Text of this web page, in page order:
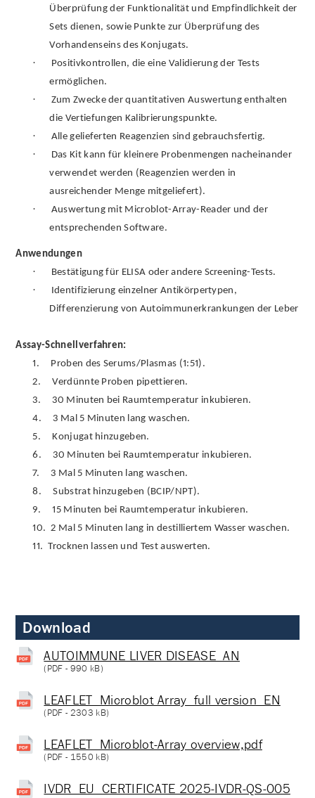
Überprüfung der Funktionalität und Empfindlichkeit der
Sets dienen, sowie Punkte zur Überprüfung des
Vorhandenseins des Konjugats.
·
Positivkontrollen, die eine Validierung der Tests
ermöglichen.
·
Zum Zwecke der quantitativen Auswertung enthalten
die Vertiefungen Kalibrierungspunkte.
· Alle gelieferten Reagenzien sind gebrauchsfertig.
·
Das Kit kann für kleinere Probenmengen nacheinander
verwendet werden (Reagenzien werden in
ausreichender Menge mitgeliefert).
·
Auswertung mit Microblot-Array-Reader und der
entsprechenden Software.
Anwendungen
· Bestätigung für ELISA oder andere Screening-Tests.
·
Identifizierung einzelner Antikörpertypen,
Differenzierung von Autoimmunerkrankungen der Leber
Assay-Schnellverfahren:
1.
Proben des Serums/Plasmas (1:51).
2.
Verdünnte Proben pipettieren.
3.
30 Minuten bei Raumtemperatur inkubieren.
4.
3 Mal 5 Minuten lang waschen.
5.
Konjugat hinzugeben.
6.
30 Minuten bei Raumtemperatur inkubieren.
7.
3 Mal 5 Minuten lang waschen.
8.
Substrat hinzugeben (BCIP/NPT).
9.
15 Minuten bei Raumtemperatur inkubieren.
10. 2 Mal 5 Minuten lang in destilliertem Wasser waschen.
11. Trocknen lassen und Test auswerten.
Download
AUTOIMMUNE LIVER DISEASE_AN
(PDF - 990 kB)
LEAFLET_Microblot Array_full version_EN
(PDF - 2303 kB)
LEAFLET_Microblot-Array overview,pdf
(PDF - 1550 kB)
IVDR_EU_CERTIFICATE 2025-IVDR-QS-005